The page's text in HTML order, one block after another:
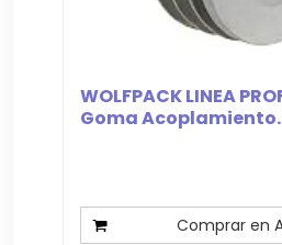
WOLFPACK LINEA
Goma
Comprar en